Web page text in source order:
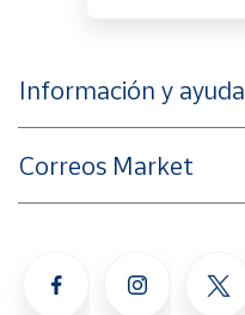
Información y ayuda
Correos Market